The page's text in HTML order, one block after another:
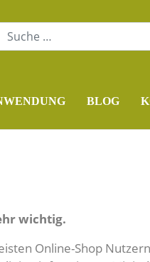
BLOG
wichtig.
Online-Shop